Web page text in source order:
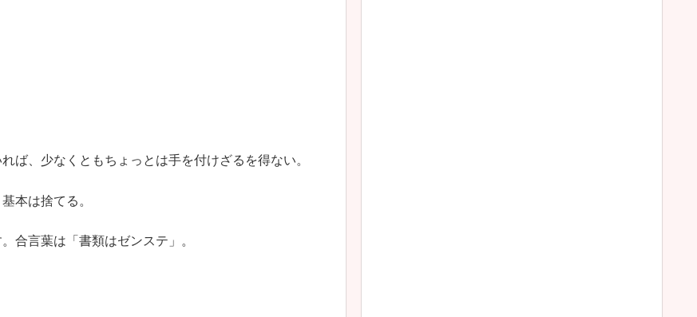
ば、少なくともちょっとは手を付けざるを得ない。
本は捨てる。
合言葉は「書類はゼンステ」。